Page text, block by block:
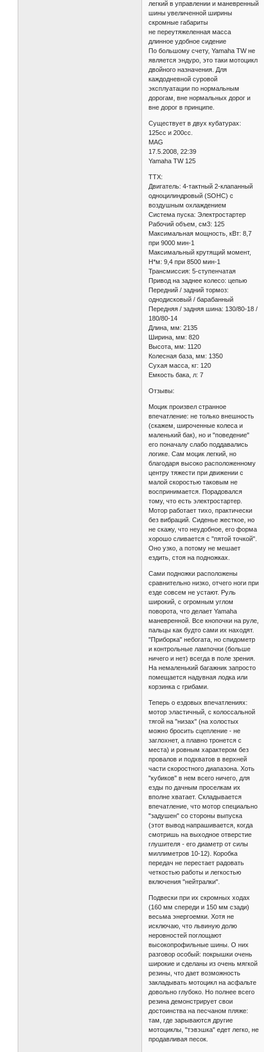
легкий в управлении и маневренный
шины увеличенной ширины
скромные габариты
не переутяжеленная масса
длинное удобное сидение
По большому счету, Yamaha TW не
является эндуро, это таки мотоцикл
двойного назначения. Для
каждодневной суровой
эксплуатации по нормальным
дорогам, вне нормальных дорог и
вне дорог в принципе.
Существует в двух кубатурах:
125сс и 200сс.
MAG
17.5.2008, 22:39
Yamaha TW 125
ТТХ:
Двигатель: 4-тактный 2-клапанный
одноцилиндровый (SOHC) с
воздушным охлаждением
Система пуска: Электростартер
Рабочий объем, см3: 125
Максимальная мощность, кВт: 8,7
при 9000 мин-1
Максимальный крутящий момент,
H*м: 9,4 при 8500 мин-1
Трансмиссия: 5-ступенчатая
Привод на заднее колесо: цепью
Передний / задний тормоз:
однодисковый / барабанный
Передняя / задняя шина: 130/80-18 /
180/80-14
Длина, мм: 2135
Ширина, мм: 820
Высота, мм: 1120
Колесная база, мм: 1350
Сухая масса, кг: 120
Емкость бака, л: 7
Отзывы:
Моцик произвел странное
впечатление: не только внешность
(скажем, широченные колеса и
маленький бак), но и "поведение"
его поначалу слабо поддавались
логике. Сам моцик легкий, но
благодаря высоко расположенному
центру тяжести при движении с
малой скоростью таковым не
воспринимается. Порадовался
тому, что есть электростартер.
Мотор работает тихо, практически
без вибраций. Сиденье жесткое, но
не скажу, что неудобное, его форма
хорошо сливается с "пятой точкой".
Оно узко, а потому не мешает
ездить, стоя на подножках.
Сами подножки расположены
сравнительно низко, отчего ноги при
езде совсем не устают. Руль
широкий, с огромным углом
поворота, что делает Yamaha
маневренной. Все кнопочки на руле,
пальцы как будто сами их находят.
"Приборка" небогата, но спидометр
и контрольные лампочки (больше
ничего и нет) всегда в поле зрения.
На немаленький багажник запросто
помещается надувная лодка или
корзинка с грибами.
Теперь о ездовых впечатлениях:
мотор эластичный, с колоссальной
тягой на "низах" (на холостых
можно бросить сцепление - не
заглохнет, а плавно тронется с
места) и ровным характером без
провалов и подхватов в верхней
части скоростного диапазона. Хоть
"кубиков" в нем всего ничего, для
езды по дачным проселкам их
вполне хватает. Складывается
впечатление, что мотор специально
"задушен" со стороны выпуска
(этот вывод напрашивается, когда
смотришь на выходное отверстие
глушителя - его диаметр от силы
миллиметров 10-12). Коробка
передач не перестает радовать
четкостью работы и легкостью
включения "нейтралки".
Подвески при их скромных ходах
(160 мм спереди и 150 мм сзади)
весьма энергоемки. Хотя не
исключаю, что львиную долю
неровностей поглощают
высокопрофильные шины. О них
разговор особый: покрышки очень
широкие и сделаны из очень мягкой
резины, что дает возможность
закладывать мотоцикл на асфальте
довольно глубоко. Но полнее всего
резина демонстрирует свои
достоинства на песчаном пляже:
там, где зарываются другие
мотоциклы, "тэвэшка" едет легко, не
продавливая песок.